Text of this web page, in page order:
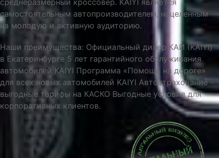
среднеразмерный кроссовер. KAIYI является
самостоятельным автопроизводителем, нацеленным
на молодую и активную аудиторию.
Наши преимущества: Официальный дилер КАИ (KAIYI)
в Екатеринбурге 5 лет гарантийного обслуживания
автомобилей KAIYI Программа «Помощь на дороге»
для всех новых автомобилей KAIYI Автострахование -
выгодные тарифы на КАСКО Выгодные условия для
корпоративных клиентов.